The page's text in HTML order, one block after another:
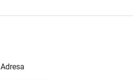
Adresa